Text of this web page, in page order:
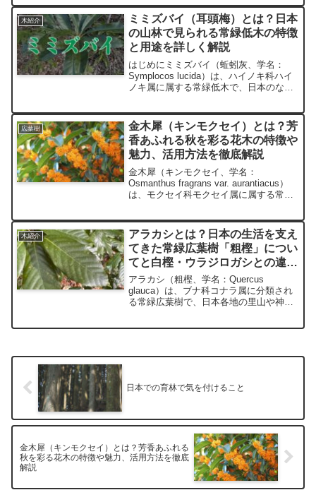
木紹介
ミミズバイ（耳頭梅）とは？日本
の山林で見られる常緑低木の特徴
と用途を詳しく解説
はじめにミミズバイ（蚯蚓灰、学名：
Symplocos lucida）は、ハイノキ科ハイ
ノキ属に属する常緑低木で、日本のなか
す。特徴的な小さな白い花と光沢のある
緑色の葉が...
広葉樹
金木犀（キンモクセイ）とは？芳
香あふれる秋を彩る花木の特徴や
魅力、活用方法を徹底解説
金木犀（キンモクセイ、学名：
Osmanthus fragrans var. aurantiacus）
は、モクセイ科モクセイ属に属する常緑
樹として親しまれ、特にその香りは...
木紹介
アラカシとは？日本の生活を支え
てきた常緑広葉樹「粗樫」につい
てと白樫・ウラジロガシとの違い
を徹底解説
アラカシ（粗樫、学名：Quercus
glauca）は、ブナ科コナラ属に分類され
る常緑広葉樹で、日本各地の里山や神社
日本での育林で気を付けること
金木犀（キンモクセイ）とは？芳香あふれる
秋を彩る花木の特徴や魅力、活用方法を徹底
解説